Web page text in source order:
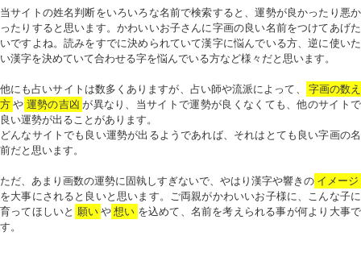
当サイトの姓名判断をいろいろな名前で検索すると、運勢が良かったり悪か
ったりすると思います。かわいいお子さんに字画の良い名前をつけてあげた
いですよね。読みをすでに決められていて漢字に悩んでいる方、逆に使いた
い漢字を決めていて合わせる字を悩んでいる方など様々だと思います。
他にも占いサイトは数多くありますが、占い師や流派によって、
字画の数え
方 や 運勢の吉凶 が異なり、当サイトで運勢が良くなくても、他のサイトで
良い運勢が出ることがあります。
どんなサイトでも良い運勢が出るようであれば、それはとても良い字画の名
前だと思います。
ただ、あまり画数の運勢に固執しすぎないで、やはり漢字や響きの イメージ
を大事にされると良いと思います。ご両親がかわいいお子様に、こんな子に
育ってほしいと 願い や 想い を込めて、名前を考えられる事が何より大事で
す。